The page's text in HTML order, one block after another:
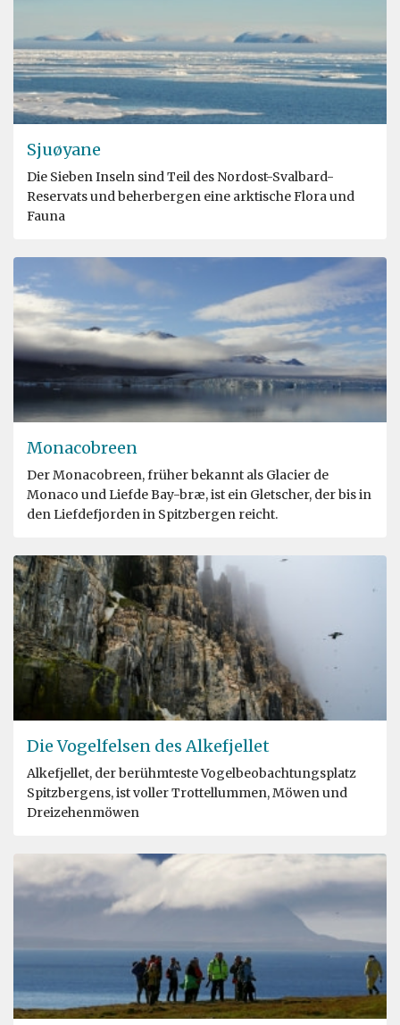
Sjuøyane
Die Sieben Inseln sind Teil des Nordost-Svalbard-
Reservats und beherbergen eine arktische Flora und
Fauna
Monacobreen
Der Monacobreen, früher bekannt als Glacier de
Monaco und Liefde Bay-bræ, ist ein Gletscher, der bis in
den Liefdefjorden in Spitzbergen reicht.
Die Vogelfelsen des Alkefjellet
Alkefjellet, der berühmteste Vogelbeobachtungsplatz
Spitzbergens, ist voller Trottellummen, Möwen und
Dreizehenmöwen